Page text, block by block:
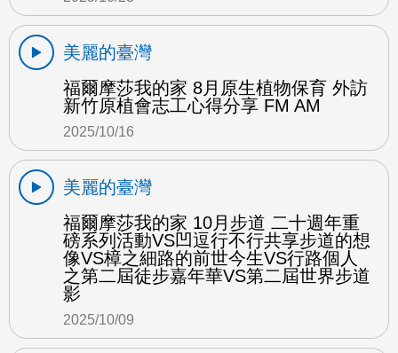
美麗的臺灣
福爾摩莎我的家 8月原生植物保育 外訪
新竹原植會志工心得分享 FM AM
2025/10/16
美麗的臺灣
福爾摩莎我的家 10月步道 二十週年重
磅系列活動VS凹逗行不行共享步道的想
像VS樟之細路的前世今生VS行路個人
之第二屆徒步嘉年華VS第二屆世界步道
影
2025/10/09